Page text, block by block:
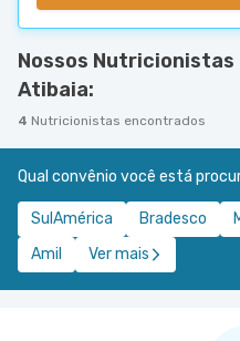
Nossos Nutricionistas
Atibaia:
4 Nutricionistas encontrados
Qual convênio você está
SulAmérica Bradesco
Amil
Ver mais